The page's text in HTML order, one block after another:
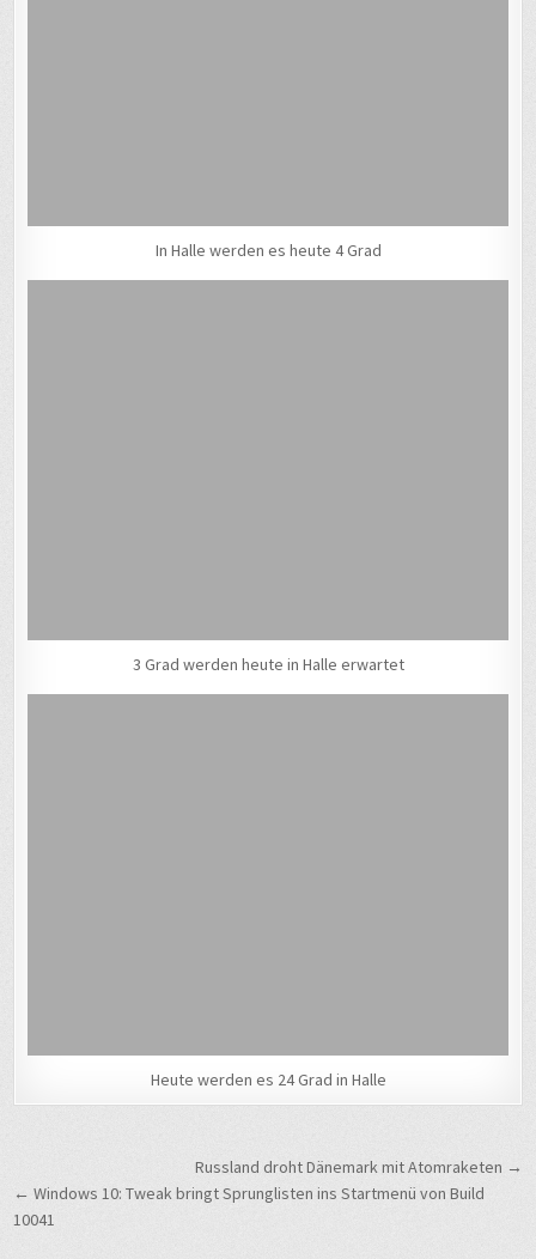
In Halle werden es heute 4 Grad
3 Grad werden heute in Halle erwartet
Heute werden es 24 Grad in Halle
BeitragsnavigationRussland droht Dänemark mit Atomraketen →
← Windows 10: Tweak bringt Sprunglisten ins Startmenü von Build
10041